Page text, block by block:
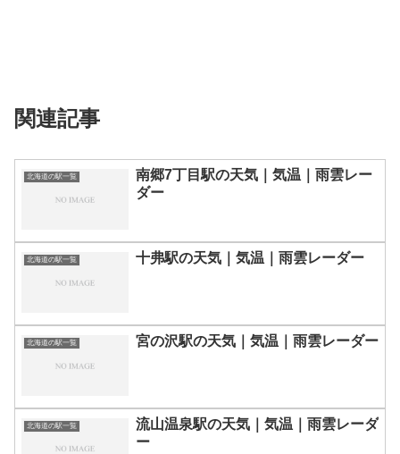
関連記事
北海道の駅一覧
南郷7丁目駅の天気｜気温｜雨雲レー
ダー
北海道の駅一覧 十弗駅の天気｜気温｜雨雲レーダー
北海道の駅一覧 宮の沢駅の天気｜気温｜雨雲レーダー
北海道の駅一覧
流山温泉駅の天気｜気温｜雨雲レーダ
ー